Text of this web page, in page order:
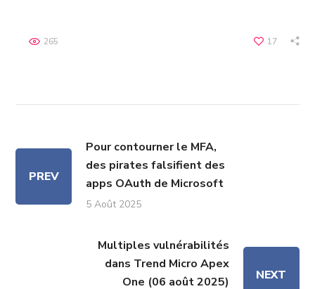
17
265
PREV
Pour contourner le MFA,
des pirates falsifient des
apps OAuth de Microsoft
5 Août 2025
Multiples vulnérabilités
dans Trend Micro Apex
One (06 août 2025)
NEXT